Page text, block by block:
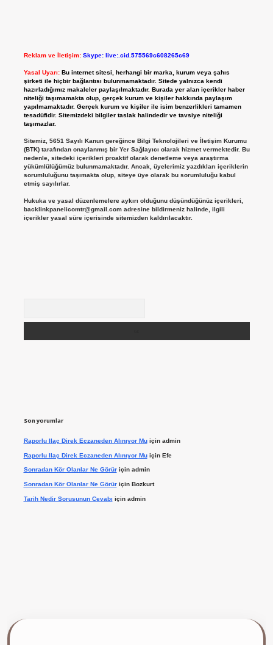
Reklam ve İletişim: Skype: live:.cid.575569c608265c69
Yasal Uyarı: Bu internet sitesi, herhangi bir marka, kurum veya şahıs
şirketi ile hiçbir bağlantısı bulunmamaktadır. Sitede yalnızca kendi
hazırladığımız makaleler paylaşılmaktadır. Burada yer alan içerikler haber
niteliği taşımamakta olup, gerçek kurum ve kişiler hakkında paylaşım
yapılmamaktadır. Gerçek kurum ve kişiler ile isim benzerlikleri tamamen
tesadüfidir. Sitemizdeki bilgiler taslak halindedir ve tavsiye niteliği
taşımazlar.
Sitemiz, 5651 Sayılı Kanun gereğince Bilgi Teknolojileri ve İletişim Kurumu
(BTK) tarafından onaylanmış bir Yer Sağlayıcı olarak hizmet vermektedir. Bu
nedenle, sitedeki içerikleri proaktif olarak denetleme veya araştırma
yükümlülüğümüz bulunmamaktadır. Ancak, üyelerimiz yazdıkları içeriklerin
sorumluluğunu taşımakta olup, siteye üye olarak bu sorumluluğu kabul
etmiş sayılırlar.
Hukuka ve yasal düzenlemelere aykırı olduğunu düşündüğünüz içerikleri,
backlinkpanelicomtr@gmail.comadresine bildirmeniz halinde, ilgili
içerikler yasal süre içerisinde sitemizden kaldırılacaktır.
Son yorumlar
Raporlu Ilaç Direk Eczaneden Alınıyor Muiçin admin
Raporlu Ilaç Direk Eczaneden Alınıyor Muiçin Efe
Sonradan Kör Olanlar Ne Görüriçin admin
Sonradan Kör Olanlar Ne Görüriçin Bozkurt
Tarih Nedir Sorusunun Cevabı için admin